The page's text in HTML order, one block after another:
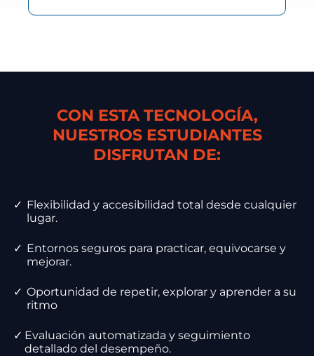
CON ESTA TECNOLOGÍA,
NUESTROS ESTUDIANTES
DISFRUTAN DE:
✓ Flexibilidad y accesibilidad total desde cualquier
lugar.
✓ Entornos seguros para practicar, equivocarse y
mejorar.
✓ Oportunidad de repetir, explorar y aprender a su
ritmo
✓ Evaluación automatizada y seguimiento
detallado del desempeño.